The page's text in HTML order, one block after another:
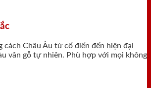
cách Châu Âu từ cổ điển đến hiện đại
vân gỗ tự nhiên. Phù hợp với mọi không